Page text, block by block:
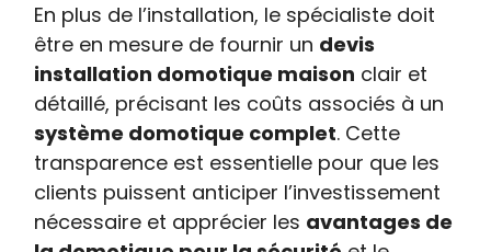
En plus de l’installation, le spécialiste doit
être en mesure de fournir un devis
installation domotique maison clair et
détaillé, précisant les coûts associés à un
système domotique complet. Cette
transparence est essentielle pour que les
clients puissent anticiper l’investissement
nécessaire et apprécier les avantages de